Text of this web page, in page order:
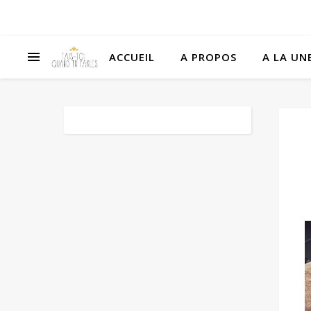
ACCUEIL A PROPOS A LA